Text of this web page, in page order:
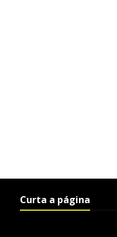
Curta a página